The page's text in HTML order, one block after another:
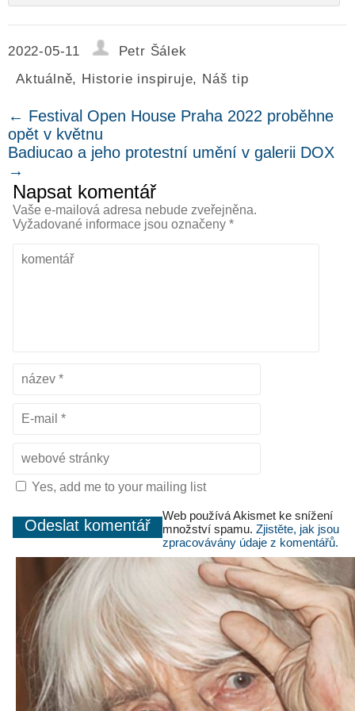
2022-05-11
Petr Šálek
Aktuálně, Historie inspiruje, Náš tip
← Festival Open House Praha 2022 proběhne
opět v květnu
Badiucao a jeho protestní umění v galerii DOX
→
Napsat komentář
Vaše e-mailová adresa nebude zveřejněna.
Vyžadované informace jsou označeny *
Yes, add me to your mailing list
Web používá Akismet ke snížení
množství spamu. Zjistěte, jak jsou
zpracovávány údaje z komentářů.